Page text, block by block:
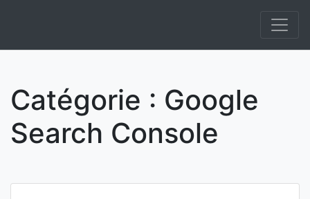
Souverainepement de solutions en Intelligence
Catégorie : Google
Search Console